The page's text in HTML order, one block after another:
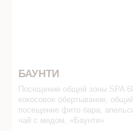
БАУНТИ
Посещение общей зоны SPA
кокосовое обертывание,
посещение фито бара,
чай с медом, «Баунти»